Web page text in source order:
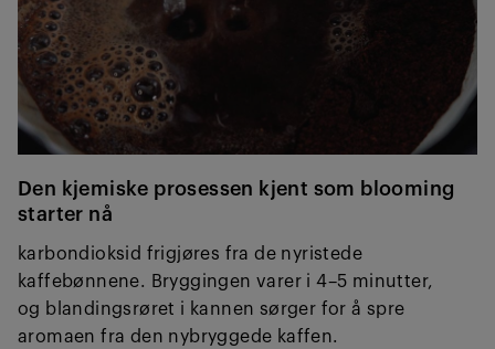
Den kjemiske prosessen kjent som blooming
starter nå
karbondioksid frigjøres fra de nyristede
kaffebønnene. Bryggingen varer i 4–5 minutter,
og blandingsrøret i kannen sørger for å spre
aromaen fra den nybryggede kaffen.